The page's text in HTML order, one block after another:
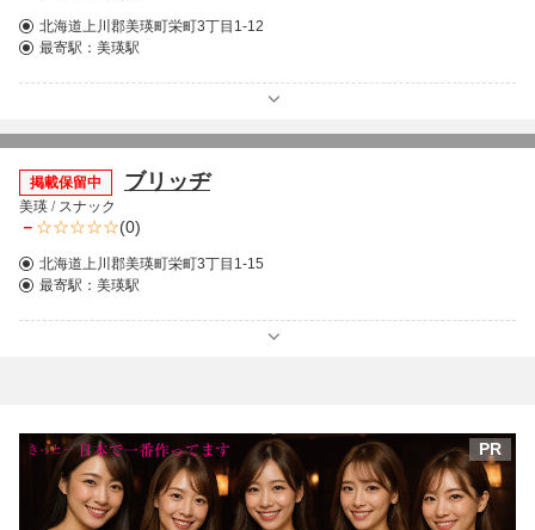
北海道上川郡美瑛町栄町3丁目1-12
最寄駅： 美瑛駅
掲載保留中 ブリッヂ
美瑛 / スナック
－ (0)
北海道上川郡美瑛町栄町3丁目1-15
最寄駅： 美瑛駅
PR